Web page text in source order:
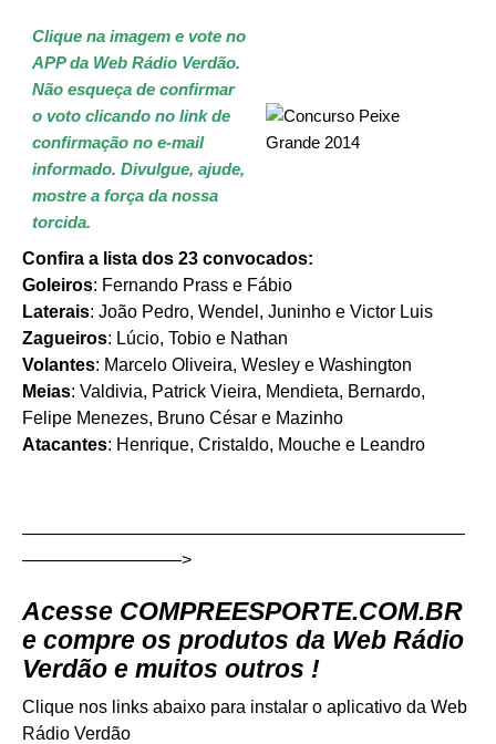
Clique na imagem e vote no
APP da Web Rádio Verdão.
Não esqueça de confirmar
o voto clicando no link de
confirmação no e-mail
informado. Divulgue, ajude,
mostre a força da nossa
torcida.
Confira a lista dos 23 convocados:
Goleiros: Fernando Prass e Fábio
Laterais: João Pedro, Wendel, Juninho e Victor Luis
Zagueiros: Lúcio, Tobio e Nathan
Volantes: Marcelo Oliveira, Wesley e Washington
Meias: Valdivia, Patrick Vieira, Mendieta, Bernardo,
Felipe Menezes, Bruno César e Mazinho
Atacantes: Henrique, Cristaldo, Mouche e Leandro
—————————————————————————
—————————>
Acesse COMPREESPORTE.COM.BR
e compre os produtos da Web Rádio
Verdão e muitos outros !
Clique nos links abaixo para instalar o aplicativo da Web
Rádio Verdão